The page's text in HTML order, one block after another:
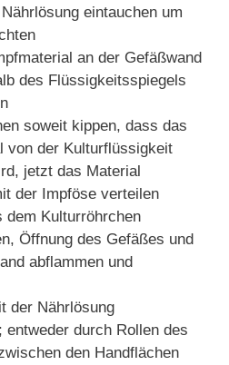
eintauchen um
an der Gefäßwand
des Flüssigkeitsspiegels
soweit kippen, dass das
von der Kulturflüssigkeit
jetzt das Material
der Impföse verteilen
dem Kulturröhrchen
Öffnung des Gefäßes und
abflammen und
der Nährlösung
entweder durch Rollen des
den Handflächen